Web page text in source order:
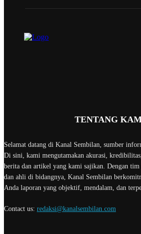
TENTANG
Selamat datang di Kanal Sembilan, sumber
Di sini, kami mengutamakan akurasi,
berita dan artikel yang kami sajikan. Dengan tim
dan ahli di bidangnya, Kanal Sembilan
Anda laporan yang objektif, mendalam, dan
Contact us: redaksi@kanalsembilan.com